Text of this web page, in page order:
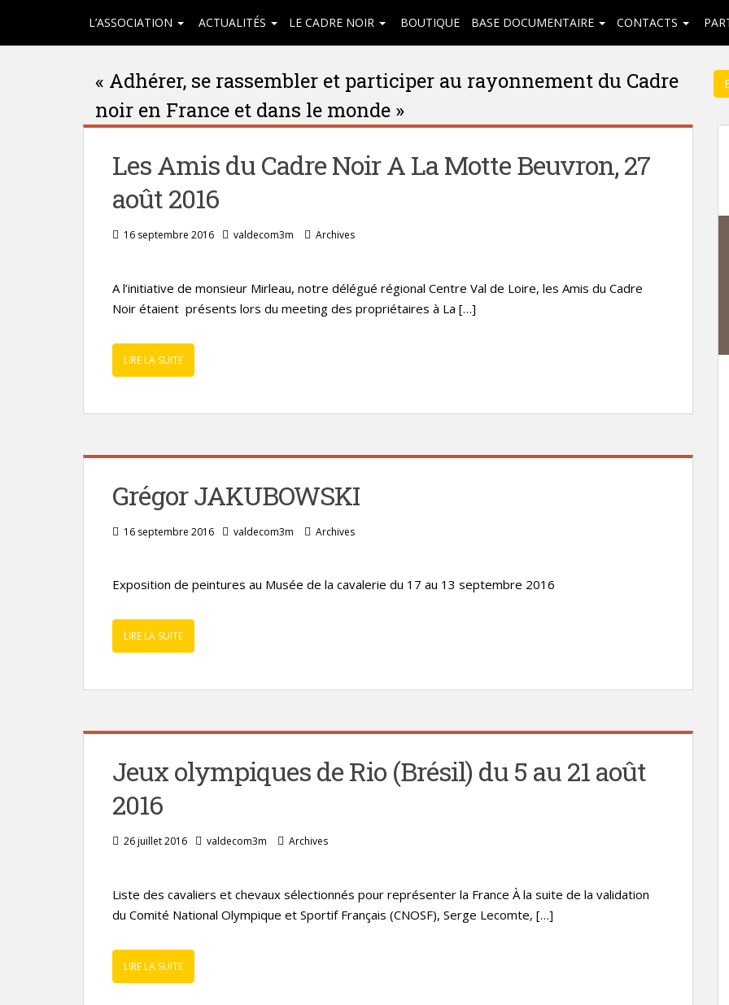
L’ASSOCIATION ACTUALITÉS LE CADRE NOIR BOUTIQUE BASE DOCUMENTAIRE CONTACTS
« Adhérer, se rassembler et participer au rayonnement du Cadre
noir en France et dans le monde »
Les Amis du Cadre Noir A La Motte Beuvron, 27
août 2016
16 septembre 2016 valdecom3m Archives
A l’initiative de monsieur Mirleau, notre délégué régional Centre Val de Loire, les Amis du Cadre
Noir étaient présents lors du meeting des propriétaires à La […]
LIRE LA SUITE
Grégor JAKUBOWSKI
16 septembre 2016 valdecom3m Archives
Exposition de peintures au Musée de la cavalerie du 17 au 13 septembre 2016
LIRE LA SUITE
Jeux olympiques de Rio (Brésil) du 5 au 21 août
2016
26 juillet 2016 valdecom3m Archives
Liste des cavaliers et chevaux sélectionnés pour représenter la France À la suite de la validation
du Comité National Olympique et Sportif Français (CNOSF), Serge Lecomte, […]
LIRE LA SUITE